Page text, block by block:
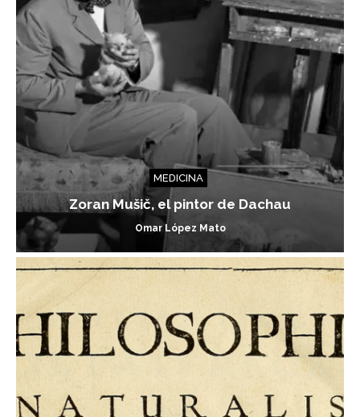
MEDICINA
Zoran Mušič, el pintor de Dachau
Omar López Mato